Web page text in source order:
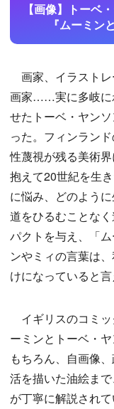
【画像】トーベ
『ムーミン
画家、イラスト
画家……実に多岐に
せたトーベ・ヤン
った。フィンラン
性蔑視が残る美術
抱えて20世紀を生
に悩み、どのよう
道をひるむことな
パクトを与え、「
ンやミィの言葉は
けになっていると言
イギリスのコミ
ーミンとトーベ・
もちろん、自画像
活を描いた油絵ま
が丁寧に解説され